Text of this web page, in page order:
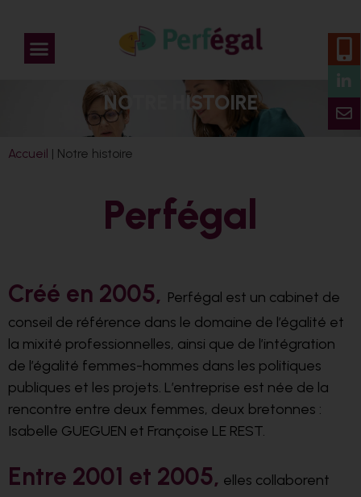
NOTRE HISTOIRE
Accueil | Notre histoire
Perfégal
Créé en 2005, Perfégal est un cabinet de
conseil de référence dans le domaine de l’égalité et
la mixité professionnelles, ainsi que de l’intégration
de l’égalité femmes-hommes dans les politiques
publiques et les projets. L’entreprise est née de la
rencontre entre deux femmes, deux bretonnes :
Isabelle GUEGUEN et Françoise LE REST.
Entre 2001 et 2005, elles collaborent